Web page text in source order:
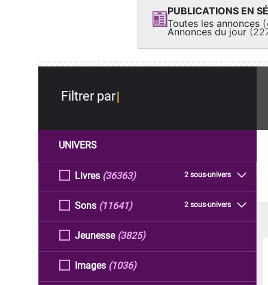
PUBLICATIONS EN
Toutes les annonces
Annonces du jour
Filtrer par
UNIVERS
Livres 2 sous-univers
(36363)
Sons 2 sous-univers
(11641)
Jeunesse (3825)
Images (1036)